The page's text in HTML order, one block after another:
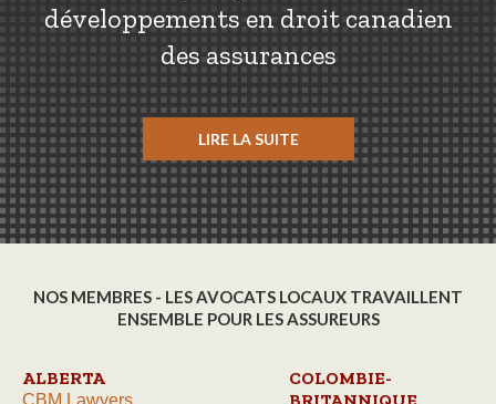
développements en droit canadien
des assurances
LIRE LA SUITE
NOS MEMBRES - LES AVOCATS LOCAUX TRAVAILLENT
ENSEMBLE POUR LES ASSUREURS
ALBERTA
CBM Lawyers
COLOMBIE-